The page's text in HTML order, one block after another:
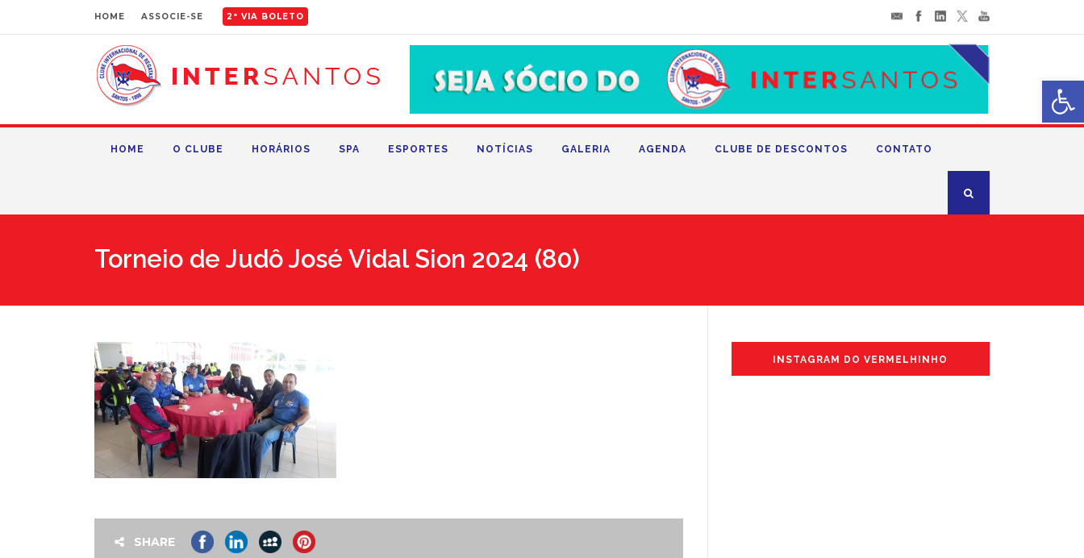
HOME ASSOCIE-SE 2ª VIA BOLETO
HOME O CLUBE HORÁRIOS SPA ESPORTES NOTÍCIAS GALERIA AGENDA CLUBE DE DESCONTOS CONTATO
Torneio de Judô José Vidal Sion 2024 (80)
SHARE
INSTAGRAM DO VERMELHINHO
Abrir